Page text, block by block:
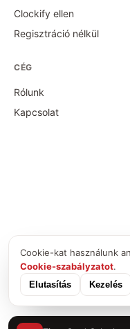
Clockify ellen
Regisztráció nélkül
CÉG
Rólunk
Kapcsolat
© 2026
Time Card
Cookie-kat használunk
Cookie-szabályzatot.
Elutasítás Kezelés